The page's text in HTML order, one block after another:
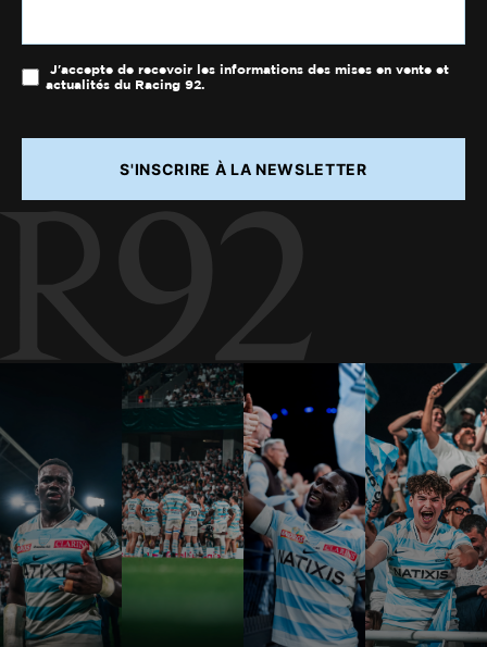
J'accepte de recevoir les informations des mises en vente et
actualités du Racing 92.
S'INSCRIRE À LA NEWSLETTER